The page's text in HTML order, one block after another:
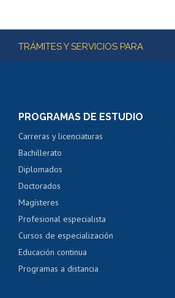
Más información
TRÁMITES Y SERVICIOS PARA
PROGRAMAS DE ESTUDIO
Carreras y licenciaturas
Bachillerato
Diplomados
Doctorados
Magísteres
Profesional especialista
Cursos de especialización
Educación continua
Programas a distancia